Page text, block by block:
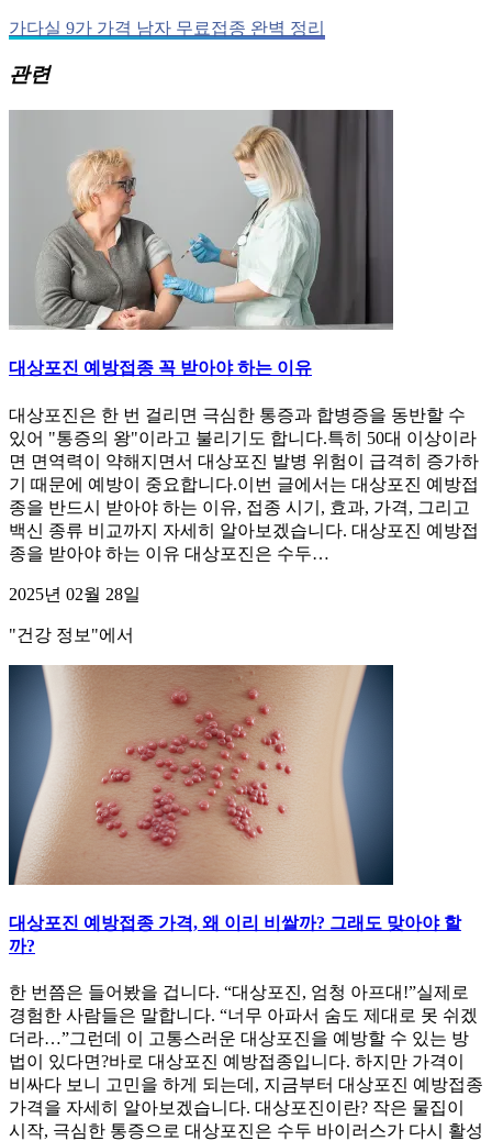
가다실 9가 가격 남자 무료접종 완벽 정리
관련
대상포진 예방접종 꼭 받아야 하는 이유
대상포진은 한 번 걸리면 극심한 통증과 합병증을 동반할 수
있어 "통증의 왕"이라고 불리기도 합니다.특히 50대 이상이라
면 면역력이 약해지면서 대상포진 발병 위험이 급격히 증가하
기 때문에 예방이 중요합니다.이번 글에서는 대상포진 예방접
종을 반드시 받아야 하는 이유, 접종 시기, 효과, 가격, 그리고
백신 종류 비교까지 자세히 알아보겠습니다. 대상포진 예방접
종을 받아야 하는 이유 대상포진은 수두…
2025년 02월 28일
"건강 정보"에서
대상포진 예방접종 가격, 왜 이리 비쌀까? 그래도 맞아야 할
까?
한 번쯤은 들어봤을 겁니다. “대상포진, 엄청 아프대!”실제로
경험한 사람들은 말합니다. “너무 아파서 숨도 제대로 못 쉬겠
더라…”그런데 이 고통스러운 대상포진을 예방할 수 있는 방
법이 있다면?바로 대상포진 예방접종입니다. 하지만 가격이
비싸다 보니 고민을 하게 되는데, 지금부터 대상포진 예방접종
가격을 자세히 알아보겠습니다. 대상포진이란? 작은 물집이
시작, 극심한 통증으로 대상포진은 수두 바이러스가 다시 활성